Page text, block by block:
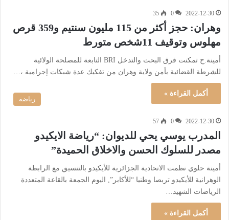
2022-12-30
0
35
وهران: حجز أكثر من 115 مليون سنتيم و359 قرص
مهلوس وتوقيف 11شخص متورط
أمينة.ح تمكنت فرق البحث والتدخل BRI التابعة للمصلحة الولائية
للشرطة القضائية بأمن ولاية وهران من تفكيك عدة شبكات إجرامية ،…
أكمل القراءة »
رياضة
2022-12-30
0
57
المدرب يوسي يحي للديوان: “رياضة الايكيدو
مصدر للسلوك الحسن والاخلاق الحميدة”
أمينة حلوي نظمت الاتحادية الجزائرية للأيكيدو بالتنسيق مع الرابطة
الوهرانية للأيكيدو تربصا وطنيا “للأكابر”, اليوم الجمعة بالقاعة المتعددة
الرياضات الشهيد…
أكمل القراءة »